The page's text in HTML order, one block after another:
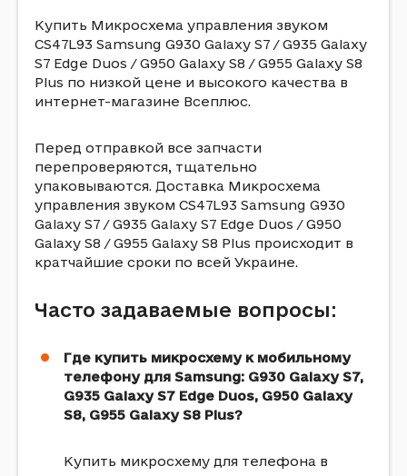
Купить Микросхема управления звуком
CS47L93 Samsung G930 Galaxy S7 / G935 Galaxy
S7 Edge Duos / G950 Galaxy S8 / G955 Galaxy S8
Plus по низкой цене и высокого качества в
интернет-магазине Всеплюс.
Перед отправкой все запчасти
перепроверяются, тщательно
упаковываются. Доставка Микросхема
управления звуком CS47L93 Samsung G930
Galaxy S7 / G935 Galaxy S7 Edge Duos / G950
Galaxy S8 / G955 Galaxy S8 Plus происходит в
кратчайшие сроки по всей Украине.
Часто задаваемые вопросы:
Где купить микросхему к мобильному
телефону для Samsung: G930 Galaxy S7,
G935 Galaxy S7 Edge Duos, G950 Galaxy
S8, G955 Galaxy S8 Plus?
Купить микросхему для телефона в